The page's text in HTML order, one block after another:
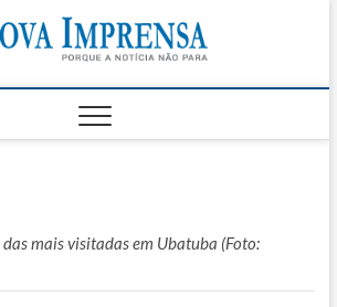
SÃO SEBASTIÃO,
mais visitadas em Ubatuba (Foto: